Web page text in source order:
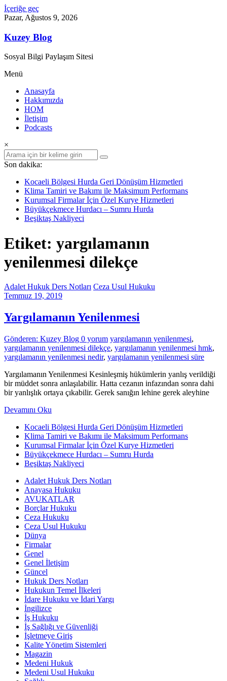
İçeriğe geç
Pazar, Ağustos 9, 2026
Kuzey Blog
Sosyal Bilgi Paylaşım Sitesi
Menü
Anasayfa
Hakkımızda
HOM
İletişim
Podcasts
×
Son dakika:
Kocaeli Bölgesi Hurda Geri Dönüşüm Hizmetleri
Klima Tamiri ve Bakımı ile Maksimum Performans
Kurumsal Firmalar İçin Özel Kurye Hizmetleri
Büyükçekmece Hurdacı – Sumru Hurda
Beşiktaş Nakliyeci
Etiket: yargılamanın
yenilenmesi dilekçe
Adalet Hukuk Ders Notları Ceza Usul Hukuku
Temmuz 19, 2019
Yargılamanın Yenilenmesi
Gönderen: Kuzey Blog 0 yorum yargılamanın yenilenmesi,
yargılamanın yenilenmesi dilekçe, yargılamanın yenilenmesi hmk,
yargılamanın yenilenmesi nedir, yargılamanın yenilenmesi süre
Yargılamanın Yenilenmesi Kesinleşmiş hükümlerin yanlış verildiği
bir müddet sonra anlaşılabilir. Hatta cezanın infazından sonra dahi
bir yanlışlık ortaya çıkabilir. Gerek sanığın lehine gerek aleyhine
Devamını Oku
Kocaeli Bölgesi Hurda Geri Dönüşüm Hizmetleri
Klima Tamiri ve Bakımı ile Maksimum Performans
Kurumsal Firmalar İçin Özel Kurye Hizmetleri
Büyükçekmece Hurdacı – Sumru Hurda
Beşiktaş Nakliyeci
Adalet Hukuk Ders Notları
Anayasa Hukuku
AVUKATLAR
Borçlar Hukuku
Ceza Hukuku
Ceza Usul Hukuku
Dünya
Firmalar
Genel
Genel İletişim
Güncel
Hukuk Ders Notları
Hukukun Temel İlkeleri
İdare Hukuku ve İdari Yargı
İngilizce
İş Hukuku
İş Sağlığı ve Güvenliği
İşletmeye Giriş
Kalite Yönetim Sistemleri
Magazin
Medeni Hukuk
Medeni Usul Hukuku